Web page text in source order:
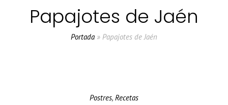
Papajotes de Jaén
Portada » Papajotes de Jaén
Postres, Recetas